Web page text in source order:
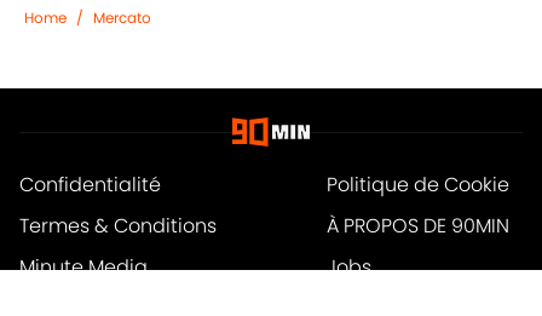
Home / Mercato
Confidentialité
Politique de Cookie
Termes & Conditions
À PROPOS DE 90MIN
Minute Media
Jobs